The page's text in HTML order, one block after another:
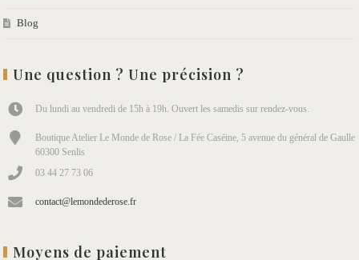
Blog
Une question ? Une précision ?
Du lundi au vendredi de 15h à 19h. Ouvert les samedis sur rendez-vous.
Boutique Atelier Le Monde de Rose / La Fée Caséine, 5 avenue du général de Gaulle
60300 Senlis
03 44 27 73 06
contact@lemondederose.fr
Moyens de paiement